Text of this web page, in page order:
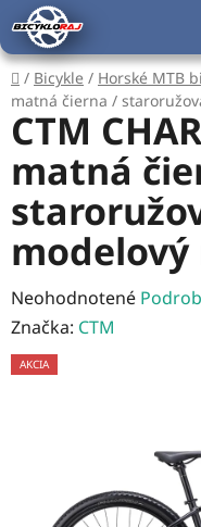
Prejsť
na
obsah
Domov
/ Bicykle / Horské MTB
matná čierna /
CTM
matná
modelový
Priemerné
hodnotenie
produktu
hviezdičiek.
Neohodnotené
Značka: CTM
AKCIA